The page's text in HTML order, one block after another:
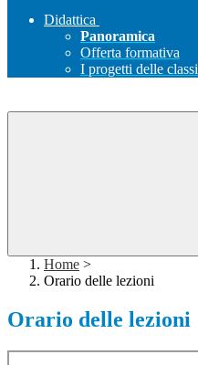
Didattica
Panoramica
Offerta formativa
I progetti delle classi
Home >
Orario delle lezioni
Orario delle lezioni